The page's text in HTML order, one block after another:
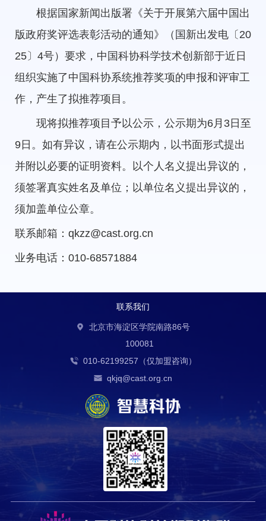
根据国家新闻出版署《关于开展第六届中国出
版政府奖评选表彰活动的通知》（国新出发电〔20
25〕4号）要求，中国科协科学技术创新部于近日
组织实施了中国科协系统推荐奖项的申报和评审工
作，产生了拟推荐项目。
现将拟推荐项目予以公示，公示期为6月3日至
9日。如有异议，请在公示期内，以书面形式提出
并附以必要的证明资料。以个人名义提出异议的，
须签署真实姓名及单位；以单位名义提出异议的，
须加盖单位公章。
联系邮箱：qkzz@cast.org.cn
业务电话：010-68571884
联系我们
北京市海淀区学院南路86号
100081
010-62199257（仅加盟咨询）
qkjq@cast.org.cn